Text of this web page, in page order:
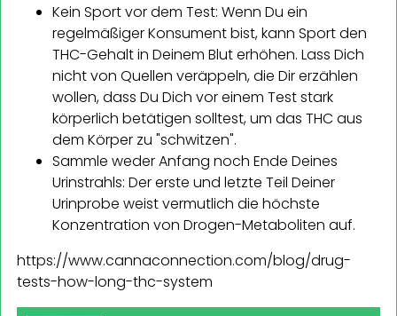
Kein Sport vor dem Test: Wenn Du ein
regelmäßiger Konsument bist, kann Sport den
THC-Gehalt in Deinem Blut erhöhen. Lass Dich
nicht von Quellen veräppeln, die Dir erzählen
wollen, dass Du Dich vor einem Test stark
körperlich betätigen solltest, um das THC aus
dem Körper zu "schwitzen".
Sammle weder Anfang noch Ende Deines
Urinstrahls: Der erste und letzte Teil Deiner
Urinprobe weist vermutlich die höchste
Konzentration von Drogen-Metaboliten auf.
https://www.cannaconnection.com/blog/drug-
tests-how-long-thc-system